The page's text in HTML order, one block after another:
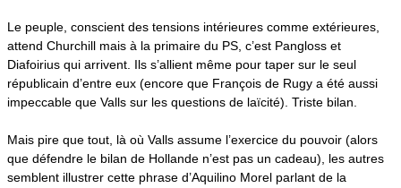
Le peuple, conscient des tensions intérieures comme extérieures,
attend Churchill mais à la primaire du PS, c’est Pangloss et
Diafoirius qui arrivent. Ils s’allient même pour taper sur le seul
républicain d’entre eux (encore que François de Rugy a été aussi
impeccable que Valls sur les questions de laïcité). Triste bilan.
Mais pire que tout, là où Valls assume l’exercice du pouvoir (alors
que défendre le bilan de Hollande n’est pas un cadeau), les autres
semblent illustrer cette phrase d’Aquilino Morel parlant de la